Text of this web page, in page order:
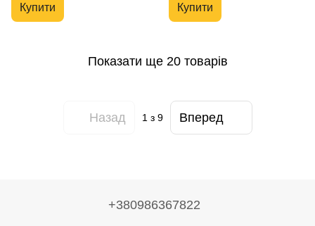
Купити Купити
Показати ще 20 товарів
Назад 1 з 9 Вперед
+380986367822